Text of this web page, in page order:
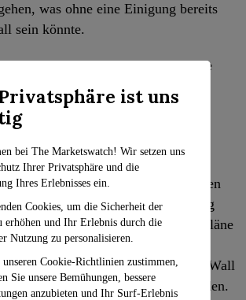
was ohne eine Einigung bereits
sein könnte.
japanische Nikkei 225 seine starke
stieg um 1,6 %, während der
Europa um 1,1 % zulegte.
sich inmitten von
widerstandsfähig, angetrieben von
Gewinnen mehrerer Unternehmen
Optimismus hinsichtlich der Lösung
Schuldenkrise. Während die Zinspläne
die Anleger verunsichern, bleibt
Faktoren die Entwicklung der Wall
Monaten beeinflussen werden.
ist uns
bei The Marketswatch! Wir setzen uns
Ihrer Privatsphäre und die
Ihres Erlebnisses ein.
Cookies, um die Sicherheit der
erhöhen und Ihr Erlebnis durch die
Nutzung zu personalisieren.
Cookie-Richtlinien zustimmen,
Sie unsere Bemühungen, bessere
anzubieten und Ihr Surf-Erlebnis